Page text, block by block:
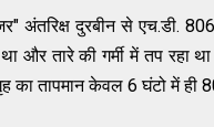
" अंतरिक्ष दुरबीन से एच.डी.
था और तारे की गर्मी में तप रहा था
का तापमान केवल 6घंटो में ही